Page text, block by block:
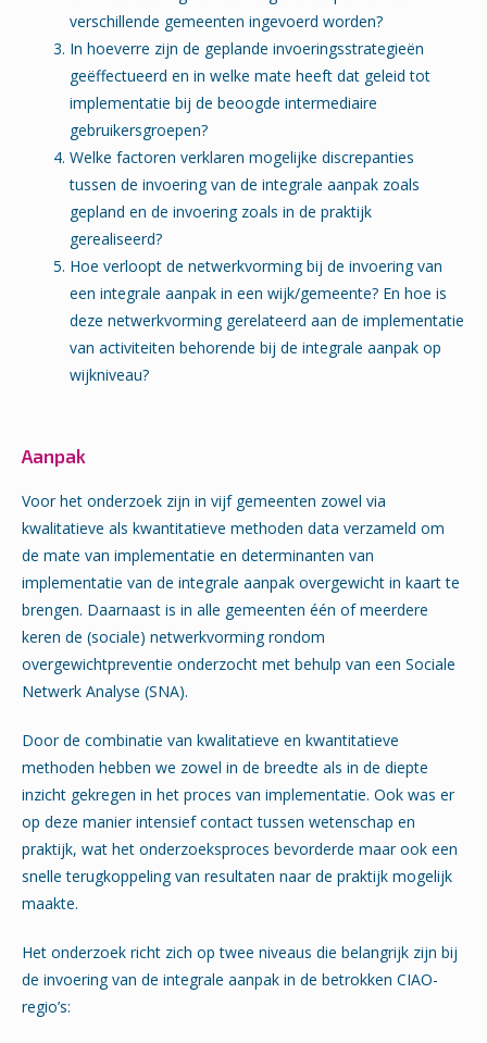
verschillende gemeenten ingevoerd worden?
In hoeverre zijn de geplande invoeringsstrategieën
geëffectueerd en in welke mate heeft dat geleid tot
implementatie bij de beoogde intermediaire
gebruikersgroepen?
Welke factoren verklaren mogelijke discrepanties
tussen de invoering van de integrale aanpak zoals
gepland en de invoering zoals in de praktijk
gerealiseerd?
Hoe verloopt de netwerkvorming bij de invoering van
een integrale aanpak in een wijk/gemeente? En hoe is
deze netwerkvorming gerelateerd aan de implementatie
van activiteiten behorende bij de integrale aanpak op
wijkniveau?
Aanpak
Voor het onderzoek zijn in vijf gemeenten zowel via
kwalitatieve als kwantitatieve methoden data verzameld om
de mate van implementatie en determinanten van
implementatie van de integrale aanpak overgewicht in kaart te
brengen. Daarnaast is in alle gemeenten één of meerdere
keren de (sociale) netwerkvorming rondom
overgewichtpreventie onderzocht met behulp van een Sociale
Netwerk Analyse (SNA).
Door de combinatie van kwalitatieve en kwantitatieve
methoden hebben we zowel in de breedte als in de diepte
inzicht gekregen in het proces van implementatie. Ook was er
op deze manier intensief contact tussen wetenschap en
praktijk, wat het onderzoeksproces bevorderde maar ook een
snelle terugkoppeling van resultaten naar de praktijk mogelijk
maakte.
Het onderzoek richt zich op twee niveaus die belangrijk zijn bij
de invoering van de integrale aanpak in de betrokken CIAO-
regio’s: